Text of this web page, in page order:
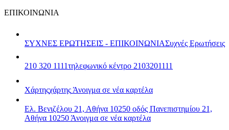
ΕΠΙΚΟΙΝΩΝΙΑ
ΣΥΧΝΕΣ ΕΡΩΤΗΣΕΙΣ - ΕΠΙΚΟΙΝΩΝΙΑΣυχνές Ερωτήσεις
210 320 1111τηλεφωνικό κέντρο 2103201111
Χάρτηςχάρτης Άνοιγμα σε νέα καρτέλα
Ελ. Βενιζέλου 21, Αθήνα 10250 οδός Πανεπιστημίου 21,
Αθήνα 10250 Άνοιγμα σε νέα καρτέλα